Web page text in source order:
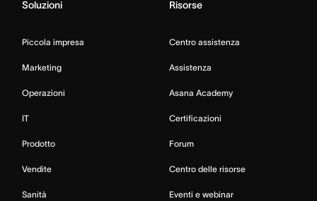
Soluzioni
Piccola impresa
Marketing
Operazioni
IT
Prodotto
Vendite
Sanità
Risorse
Centro assistenza
Assistenza
Asana Academy
Certificazioni
Forum
Centro delle risorse
Eventi e webinar